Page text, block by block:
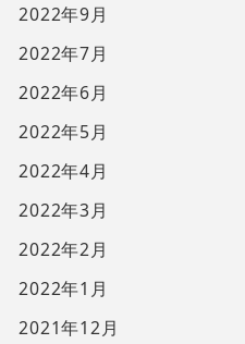
2022年9月
2022年7月
2022年6月
2022年5月
2022年4月
2022年3月
2022年2月
2022年1月
2021年12月